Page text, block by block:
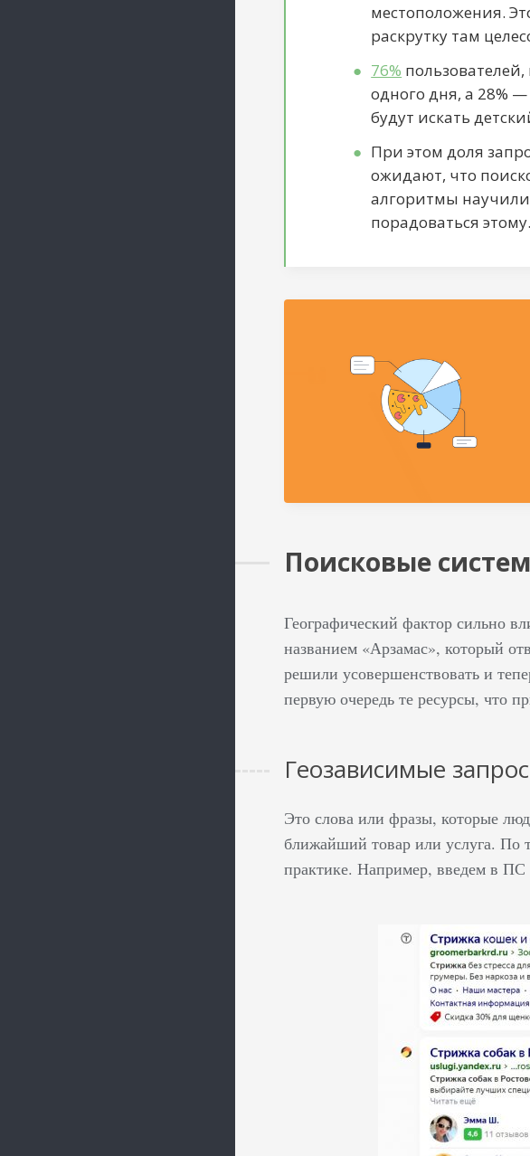
местоположения.
раскрутку там
76%
одного дня, а 28%
будут искать
При этом доля
ожидают, что
алгоритмы
порадоваться этому.
Поисковые
Географический фактор сильно
названием «‎Арзамас», который
решили усовершенствовать и
первую очередь те ресурсы, что
Геозависимые
Это слова или фразы, которые
ближайший товар или услуга. По
практике. Например, введем в ПС